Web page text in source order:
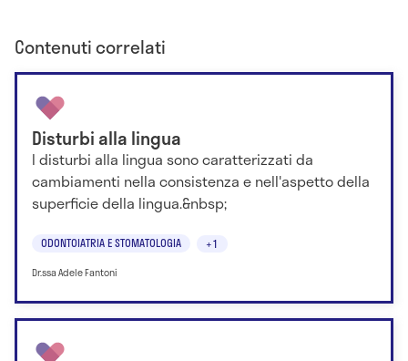
Contenuti correlati
Disturbi alla lingua
I disturbi alla lingua sono caratterizzati da
cambiamenti nella consistenza e nell'aspetto della
superficie della lingua.&nbsp;
ODONTOIATRIA E STOMATOLOGIA +1
Dr.ssa Adele Fantoni